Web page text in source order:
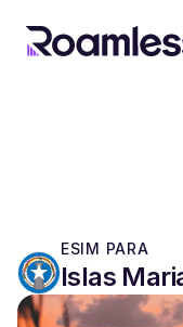
ESIM PARA
Islas